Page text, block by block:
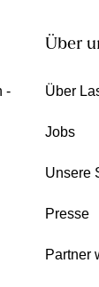
-
Über
Über
Jobs
Unsere
Presse
Partner